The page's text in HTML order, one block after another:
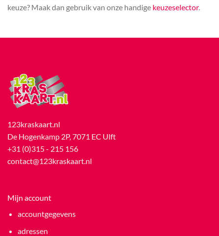
keuze? Maak dan gebruik van onze handige keuzeselector.
123kraskaart.nl
De Hogenkamp 2P, 7071 EC Ulft
+31 (0)315 - 215 156
contact@123kraskaart.nl
Mijn account
accountgegevens
adressen